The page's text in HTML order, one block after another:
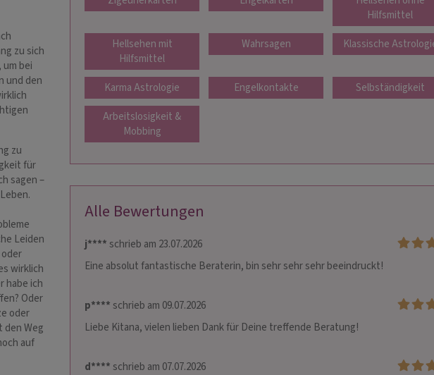
zu sich
bei
und den
zu
für
sagen –
Leiden
wirklich
habe ich
Oder
oder
den Weg
auf
Hilfsmittel
Hellsehen mit
Hilfsmittel
Wahrsagen Klassische
Karma Astrologie Engelkontakte
Selbständigkeit
Arbeitslosigkeit &
Mobbing
Alle Bewertungen
j****schrieb am 23.07.2026
Eine absolut fantastische Beraterin, bin sehr sehr sehr beeindruckt!
p****schrieb am 09.07.2026
Liebe Kitana, vielen lieben Dank für Deine treffende Beratung!
d****schrieb am 07.07.2026